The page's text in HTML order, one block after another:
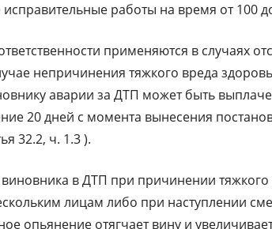
работы на время от 100
применяются в случаях
непричинения тяжкого вреда
аварии за ДТП может быть
20 дней с момента вынесения
32.2, ч. 1.3 ).
виновника в ДТП при причинении
лицам либо при наступлении
опьянение отягчает вину и